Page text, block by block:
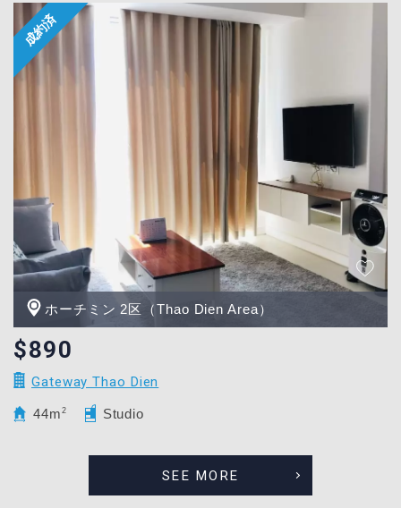
ホーチミン 2区（Thao Dien Area）
$890
Gateway Thao Dien
44m 2 Studio
SEE MORE